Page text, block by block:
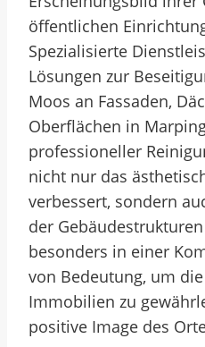
öffentlichen
Spezialisierte
Lösungen zur
Moos an Fassaden,
Oberflächen in
professioneller
nicht nur das
verbessert, sondern
der
besonders in einer
von Bedeutung, um
Immobilien zu
positive Image des